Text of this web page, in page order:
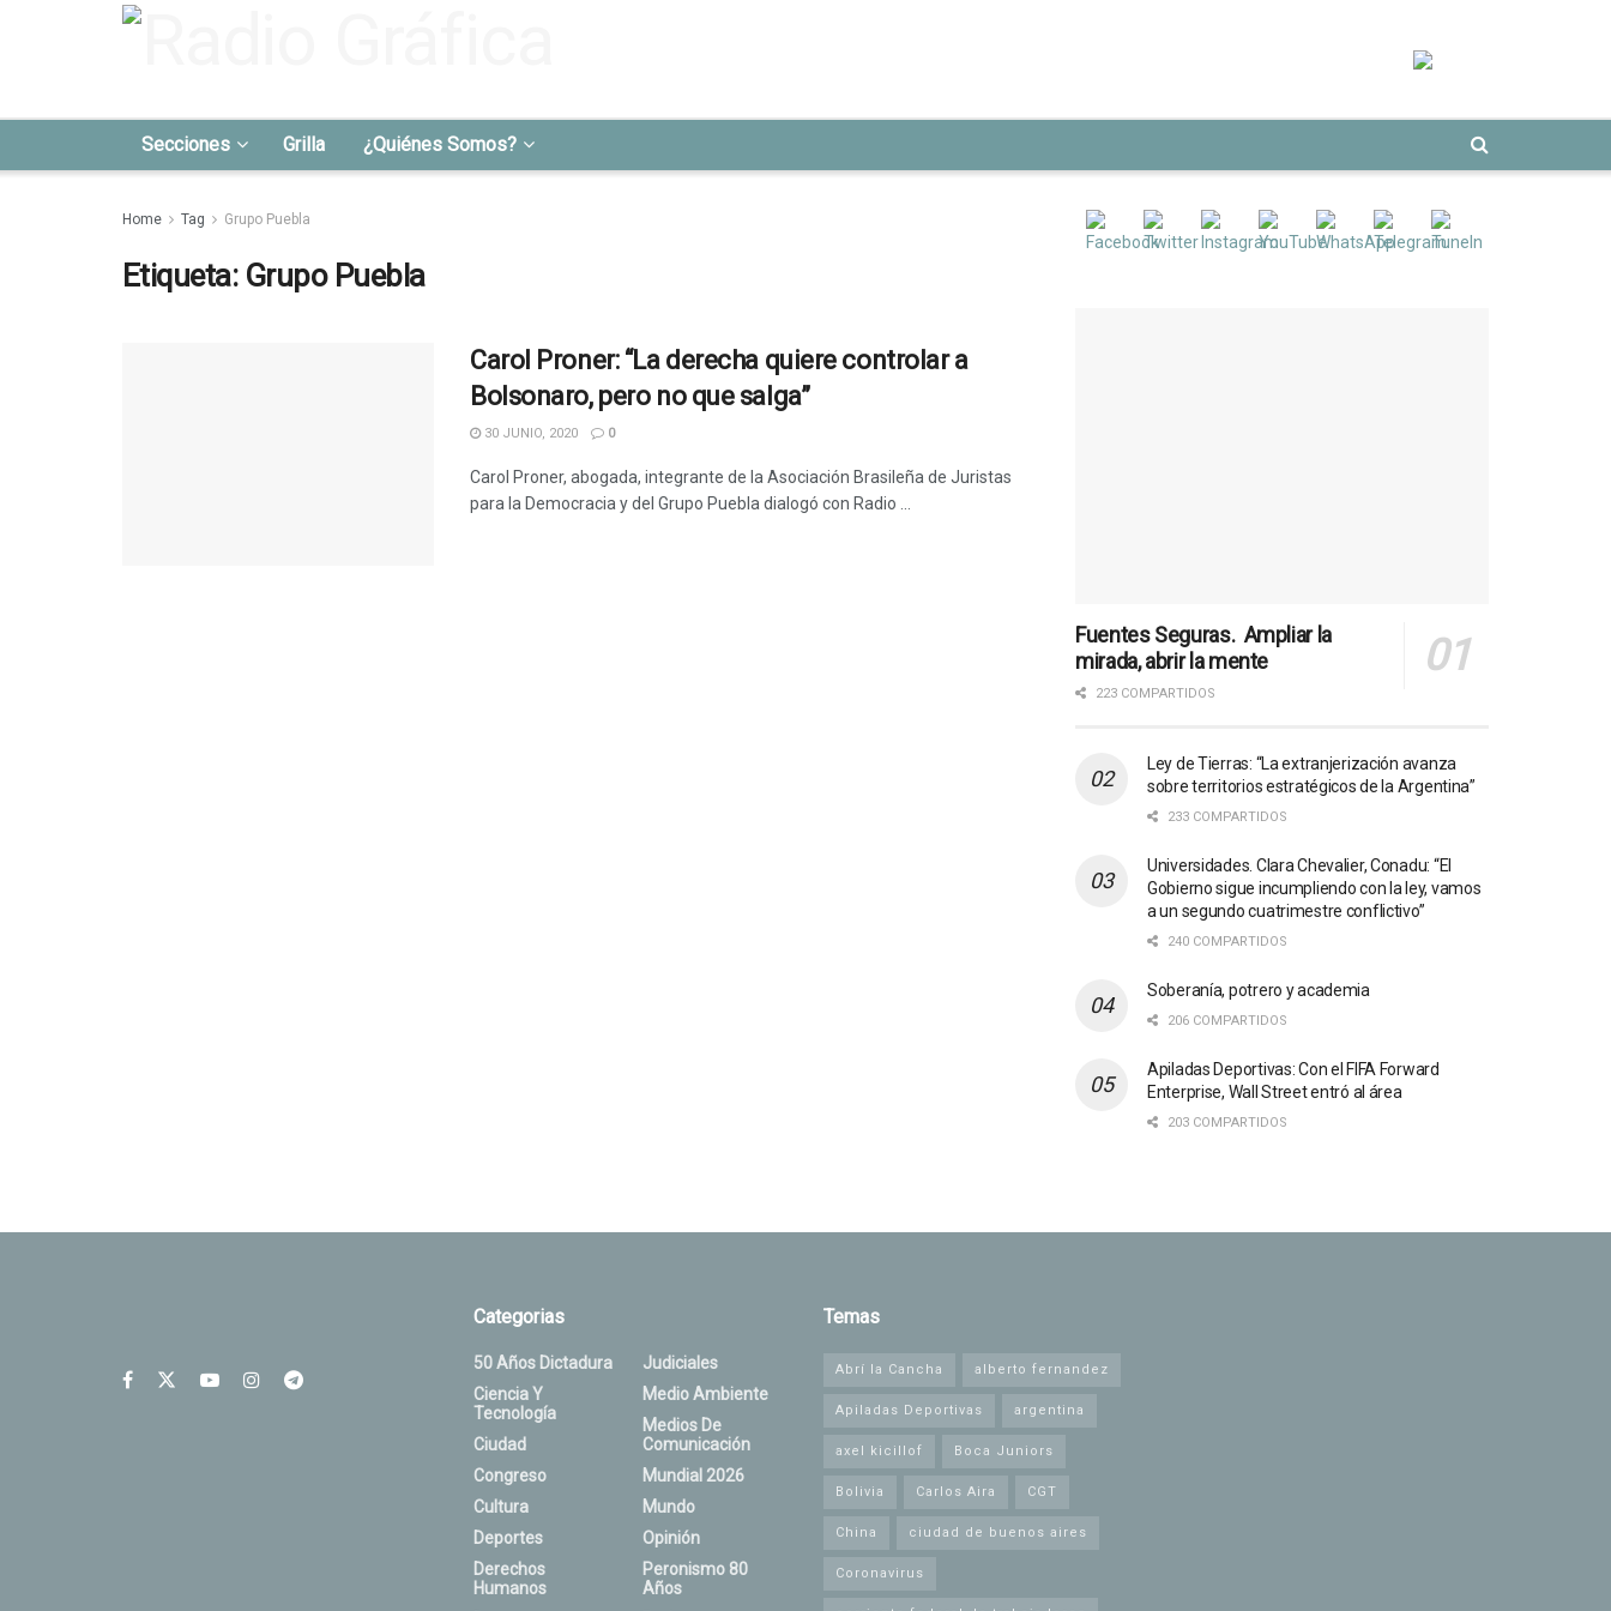
Secciones Grilla ¿Quiénes Somos?
Home Tag Grupo Puebla
Etiqueta: Grupo Puebla
Carol Proner: “La derecha quiere controlar a
Bolsonaro, pero no que salga”
30 JUNIO, 2020 0
Carol Proner, abogada, integrante de la Asociación Brasileña de Juristas
para la Democracia y del Grupo Puebla dialogó con Radio ...
Fuentes Seguras. Ampliar la
mirada, abrir la mente
223 COMPARTIDOS
Ley de Tierras: “La extranjerización avanza
sobre territorios estratégicos de la Argentina”
233 COMPARTIDOS
Universidades. Clara Chevalier, Conadu: “El
Gobierno sigue incumpliendo con la ley, vamos
a un segundo cuatrimestre conflictivo”
240 COMPARTIDOS
Soberanía, potrero y academia
206 COMPARTIDOS
Apiladas Deportivas: Con el FIFA Forward
Enterprise, Wall Street entró al área
203 COMPARTIDOS
Categorias
50 Años Dictadura
Ciencia Y
Tecnología
Ciudad
Congreso
Cultura
Deportes
Derechos
Humanos
Judiciales
Medio Ambiente
Medios De
Comunicación
Mundial 2026
Mundo
Opinión
Peronismo 80
Años
Temas
Abrí la Cancha alberto fernandez
Apiladas Deportivas argentina
axel kicillof Boca Juniors
Bolivia Carlos Aira CGT
China ciudad de buenos aires
Coronavirus